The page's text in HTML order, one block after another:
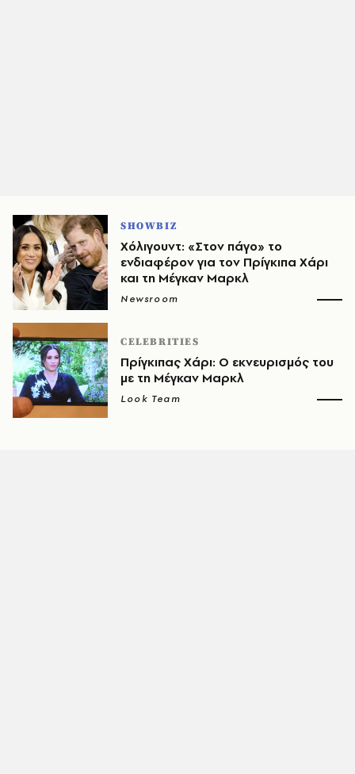
SHOWBIZ
Χόλιγουντ: «Στον πάγο» το
ενδιαφέρον για τον Πρίγκιπα Χάρι
και τη Μέγκαν Μαρκλ
Newsroom
CELEBRITIES
Πρίγκιπας Χάρι: Ο εκνευρισμός του
με τη Μέγκαν Μαρκλ
Look Team